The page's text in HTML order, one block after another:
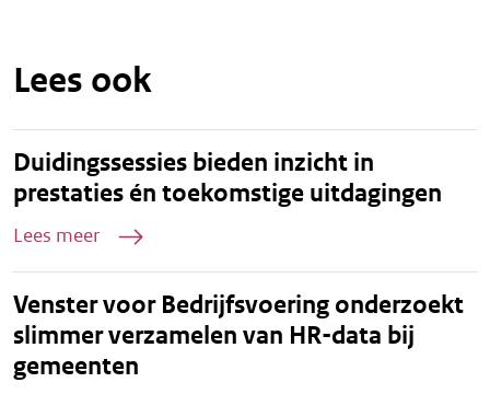
Lees ook
Duidingssessies bieden inzicht in
prestaties én toekomstige uitdagingen
Lees meer
Venster voor Bedrijfsvoering onderzoekt
slimmer verzamelen van HR-data bij
gemeenten